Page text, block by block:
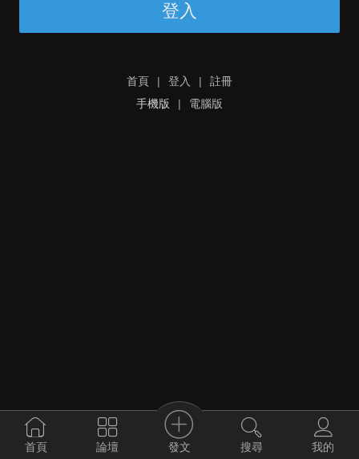
登入
首頁 | 登入 |
註冊
手機版
| 電腦版
首頁 論壇 發文 搜尋 我的